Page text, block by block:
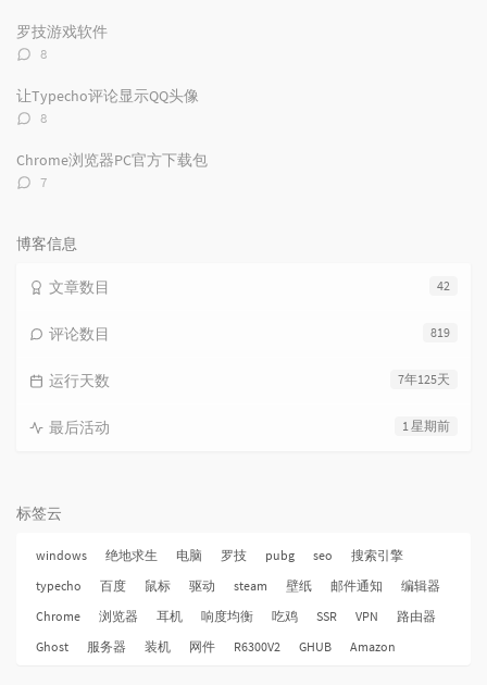
数：
罗技游戏软件
评
数：
8
让Typecho评论显示QQ头像
评
数：
8
Chrome浏览器PC官方下载包
评
7
博客信息
42
文章数目
819
评论数目
7年125天
运行天数
1 星期前
最后活动
标签云
windows 绝地求生 电脑 罗技 pubg seo
搜索引擎
typecho
百度 鼠标 驱动 steam 壁纸 邮件通知
编辑器
Chrome
浏览器 耳机 响度均衡 吃鸡 SSR VPN
路由器
Ghost
服务器 装机 网件 R6300V2 GHUB Amazon